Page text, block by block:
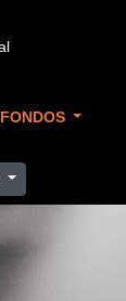
FONDOS